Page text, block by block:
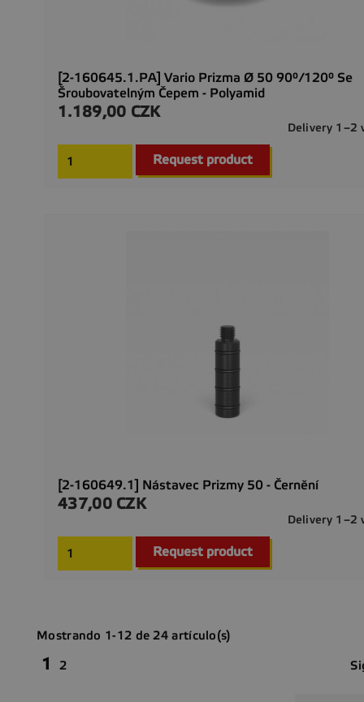
[2-160645.1.PA] Vario Prizma Ø 50 90°/120° Se
Šroubovatelným Čepem - Polyamid
Precio
1.189,00 CZK
Delivery 1–2
Request product
[2-160649.1] Nástavec Prizmy 50 - Černění
Precio
437,00 CZK
Delivery 1–2
Request product
Mostrando 1-12 de 24 artículo(s)
1 2